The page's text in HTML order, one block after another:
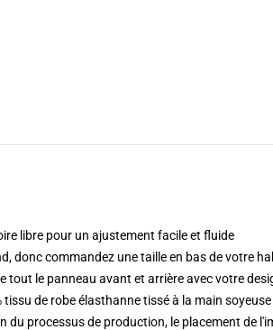
libre pour un ajustement facile et fluide
donc commandez une taille en bas de votre
tout le panneau avant et arrière avec votre
tissu de robe élasthanne tissé à la main soyeuse
du processus de production, le placement de